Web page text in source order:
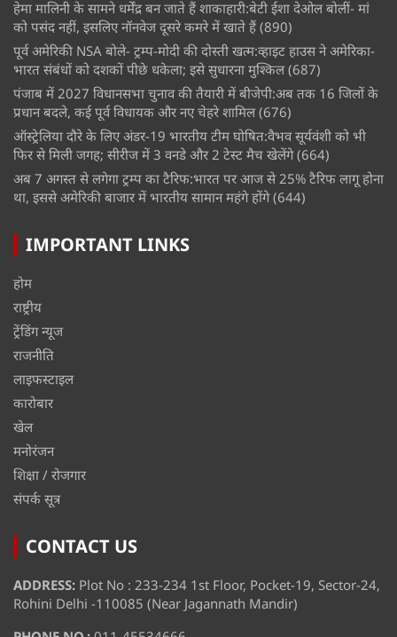
हेमा मालिनी के सामने धर्मेंद्र बन जाते हैं शाकाहारी:बेटी ईशा देओल बोलीं- मां
को पसंद नहीं, इसलिए नॉनवेज दूसरे कमरे में खाते हैं (890)
पूर्व अमेरिकी NSA बोले- ट्रम्प-मोदी की दोस्ती खत्म:व्हाइट हाउस ने अमेरिका-
भारत संबंधों को दशकों पीछे धकेला; इसे सुधारना मुश्किल (687)
पंजाब में 2027 विधानसभा चुनाव की तैयारी में बीजेपी:अब तक 16 जिलों के
प्रधान बदले, कई पूर्व विधायक और नए चेहरे शामिल (676)
ऑस्ट्रेलिया दौरे के लिए अंडर-19 भारतीय टीम घोषित:वैभव सूर्यवंशी को भी
फिर से मिली जगह; सीरीज में 3 वनडे और 2 टेस्ट मैच खेलेंगे (664)
अब 7 अगस्त से लगेगा ट्रम्प का टैरिफ:भारत पर आज से 25% टैरिफ लागू होना
था, इससे अमेरिकी बाजार में भारतीय सामान महंगे होंगे (644)
IMPORTANT LINKS
होम
राष्ट्रीय
ट्रेंडिंग न्यूज
राजनीति
लाइफस्टाइल
कारोबार
खेल
मनोरंजन
शिक्षा / रोजगार
संपर्क सूत्र
CONTACT US
ADDRESS: Plot No : 233-234 1st Floor, Pocket-19, Sector-24,
Rohini Delhi -110085 (Near Jagannath Mandir)